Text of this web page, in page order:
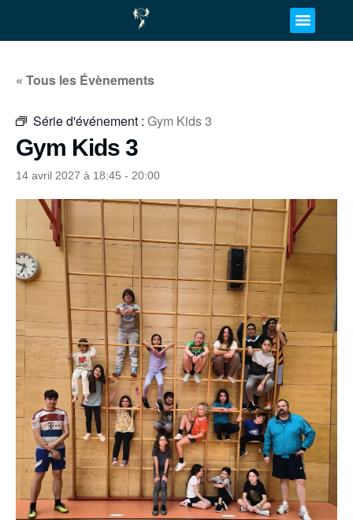
« Tous les Évènements
Série d'événement : Gym Kids 3
Gym Kids 3
14 avril 2027 à 18:45 - 20:00